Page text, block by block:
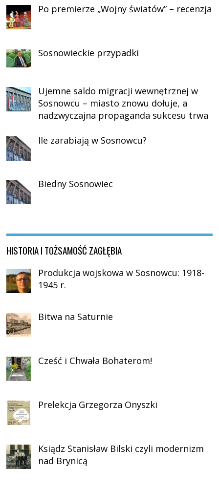
Po premierze „Wojny światów” – recenzja
Sosnowieckie przypadki
Ujemne saldo migracji wewnętrznej w
Sosnowcu – miasto znowu dołuje, a
nadzwyczajna propaganda sukcesu trwa
Ile zarabiają w Sosnowcu?
Biedny Sosnowiec
HISTORIA I TOŻSAMOŚĆ ZAGŁĘBIA
Produkcja wojskowa w Sosnowcu: 1918-
1945 r.
Bitwa na Saturnie
Cześć i Chwała Bohaterom!
Prelekcja Grzegorza Onyszki
Ksiądz Stanisław Bilski czyli modernizm
nad Brynicą